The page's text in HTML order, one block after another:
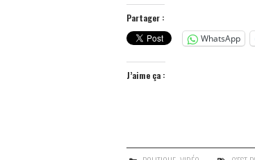
Partager :
WhatsApp
J’aime ça :